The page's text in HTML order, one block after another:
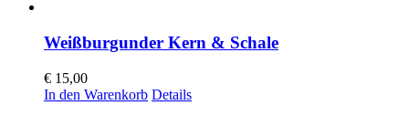
Weißburgunder Kern & Schale
€ 15,00
In den Warenkorb Details